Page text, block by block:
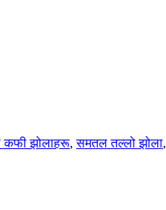
कफी झोलाहरू,समतल तल्लो झोला,